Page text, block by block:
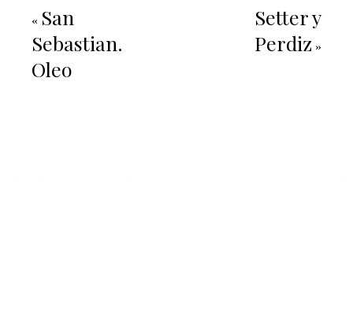
« San
Sebastian.
Oleo
Setter y
Perdiz »